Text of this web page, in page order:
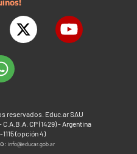
reservados. Educ.ar SAU
CP (1429) - Argentina
(opción 4)
info@educar.gob.ar